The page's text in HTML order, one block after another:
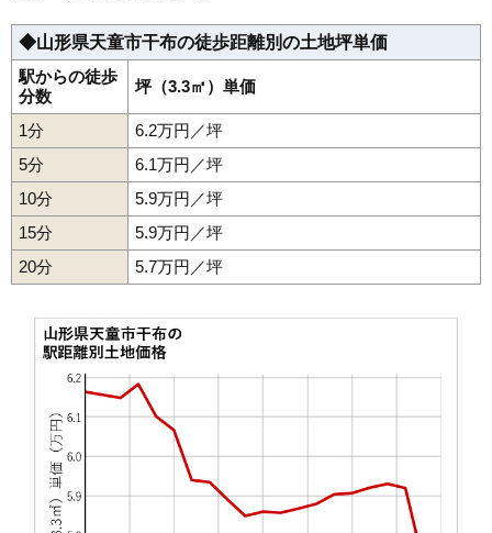
37 道満 6.9万円 333万円
38 石鳥居
39
40 清池東
41 寺津 5.9万円
42 小関 5.8万円
43 干布 5.6万円
44 山元 5.5万円
46 下荻野戸
47 万代
蔵増
49
高擶 2.7万円 383万円
51 2.6万円 140万円
52 1.6万円
◆山形県天童市干布の徒歩距離別の土地坪単価
駅からの徒歩
分数
坪（3.3㎡）単価
1分
6.2万円／坪
5分
6.1万円／坪
10分
5.9万円／坪
15分
5.9万円／坪
20分
5.7万円／坪